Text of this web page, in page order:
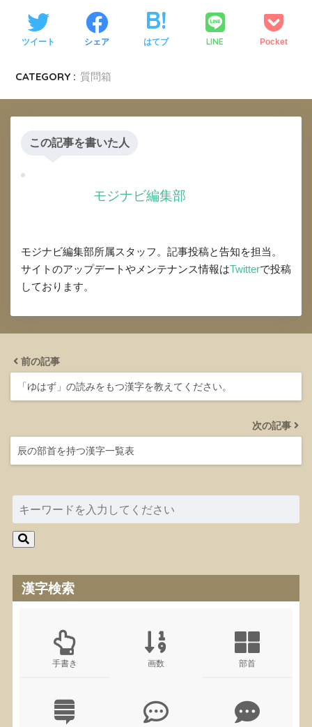
ツイート シェア はてブ LINE Pocket
CATEGORY : 質問箱
この記事を書いた人
モジナビ編集部
モジナビ編集部所属スタッフ。記事投稿と告知を担当。
サイトのアップデートやメンテナンス情報はTwitterで投稿
しております。
前の記事
「ゆはず」の読みをもつ漢字を教えてください。
次の記事
辰の部首を持つ漢字一覧表
漢字検索
手書き 画数 部首